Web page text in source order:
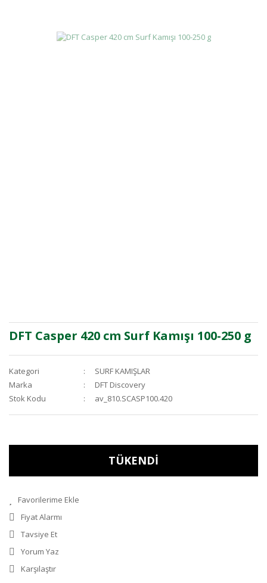
DFT Casper 420 cm Surf Kamışı 100-250 g
Kategori
SURF KAMIŞLAR
Marka
DFT Discovery
Stok Kodu
av_810.SCASP100.420
TÜKENDİ
Fiyat Alarmı
Tavsiye Et
Yorum Yaz
Karşılaştır